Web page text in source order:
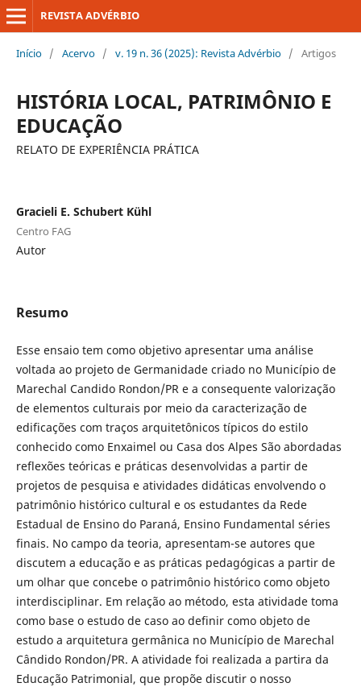
REVISTA ADVÉRBIO
Início / Acervo / v. 19 n. 36 (2025): Revista Advérbio / Artigos
HISTÓRIA LOCAL, PATRIMÔNIO E
EDUCAÇÃO
RELATO DE EXPERIÊNCIA PRÁTICA
Gracieli E. Schubert Kühl
Centro FAG
Autor
Resumo
Esse ensaio tem como objetivo apresentar uma análise
voltada ao projeto de Germanidade criado no Município de
Marechal Candido Rondon/PR e a consequente valorização
de elementos culturais por meio da caracterização de
edificações com traços arquitetônicos típicos do estilo
conhecido como Enxaimel ou Casa dos Alpes São abordadas
reflexões teóricas e práticas desenvolvidas a partir de
projetos de pesquisa e atividades didáticas envolvendo o
patrimônio histórico cultural e os estudantes da Rede
Estadual de Ensino do Paraná, Ensino Fundamental séries
finais. No campo da teoria, apresentam-se autores que
discutem a educação e as práticas pedagógicas a partir de
um olhar que concebe o patrimônio histórico como objeto
interdisciplinar. Em relação ao método, esta atividade toma
como base o estudo de caso ao definir como objeto de
estudo a arquitetura germânica no Município de Marechal
Cândido Rondon/PR. A atividade foi realizada a partira da
Educação Patrimonial, que propõe discutir o nosso